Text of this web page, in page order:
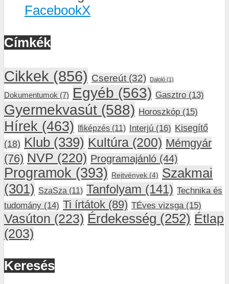
FacebookX
Címkék
Cikkek (856) Csereút (32) Daloló (1)
Dokumentumok (7) Egyéb (563) Gasztro (13)
Gyermekvasút (588) Horoszkóp (15)
Hírek (463) Ifiképzés (11) Interjú (16) Kisegítő
(18) Klub (339) Kultúra (200) Mémgyár
(76) NVP (220) Programajánló (44)
Programok (393) Rejtvények (4) Szakmai
(301) SzaSza (11) Tanfolyam (141) Technika és
tudomány (14) Ti írtátok (89) TÉves vizsga(15)
Vasúton (223) Érdekesség (252) Étlap
(203)
Keresés